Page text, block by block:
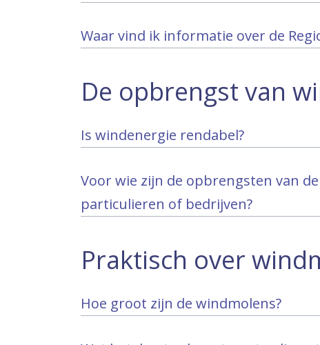
Waar vind ik informatie over de
De opbrengst van
Is windenergie rendabel?
Voor wie zijn de opbrengsten van
particulieren of bedrijven?
Praktisch over
Hoe groot zijn de windmolens?